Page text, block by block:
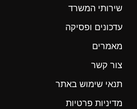
שירותי המשרד
עדכונים ופסיקה
מאמרים
צור קשר
תנאי שימוש באתר
מדיניות פרטיות